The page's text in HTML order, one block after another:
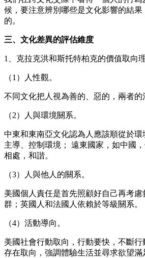
候，要注意辨別哪些是文化影響的結
的。
三、 文化差異的評估維度
1、克拉克洪和斯托特柏克的價值取向
（1）人性觀。
不同文化把人視為善的、惡的，兩者的
（2）人與環境關系。
中東和東南亞文化認為人應該順從於環
主導、控制環境；
遠東國家，如中國
相處，和諧。
（3）人與他人的關系。
美國個人責任是首先照顧好自己再考
群；英國人和法國人依賴於等級關系。
（4）活動導向。
美國社會行動取向，行動要快，不斷
存在取向，強調體驗生活並尋求欲望